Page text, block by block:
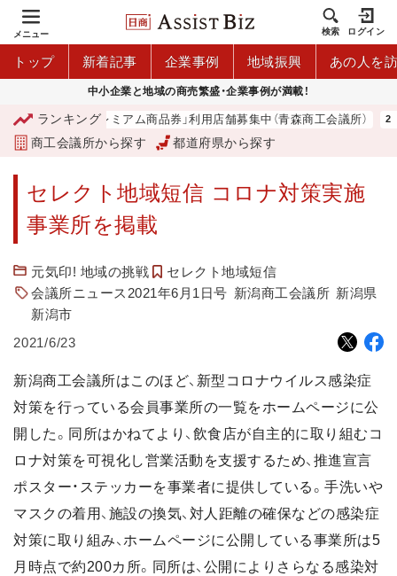
メニュー 検索 ログイン
トップ 新着記事 企業事例 地域振興 あの人を
中小企業と地域の商売繁盛・企業事例が満載！
ランキング
「青森市プレミアム商品券」利用店舗募集中（青森商工会議所）
商工会議所から探す 都道府県から探す
セレクト地域短信 コロナ対策実施
事業所を掲載
元気印! 地域の挑戦
セレクト地域短信
会議所ニュース2021年6月1日号 新潟商工会議所 新潟県
新潟市
2021/6/23
新潟商工会議所はこのほど、新型コロナウイルス感染症
対策を行っている会員事業所の一覧をホームページに公
開した。同所はかねてより、飲食店が自主的に取り組むコ
ロナ対策を可視化し営業活動を支援するため、推進宣言
ポスター・ステッカーを事業者に提供している。手洗いや
マスクの着用、施設の換気、対人距離の確保などの感染症
対策に取り組み、ホームページに公開している事業所は5
月時点で約200カ所。同所は、公開によりさらなる感染対